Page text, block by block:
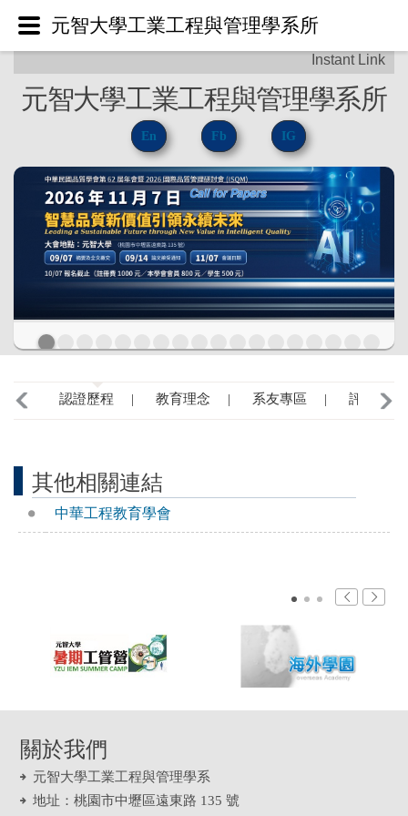
元智大學工業工程與管理學系所
En Fb IG
認證歷程 | 教育理念 | 系友專區 | 評量問
其他相關連結
中華工程教育學會
關於我們
元智大學工業工程與管理學系
地址：桃園市中壢區遠東路 135 號
元智大學工業工程與管理學系所